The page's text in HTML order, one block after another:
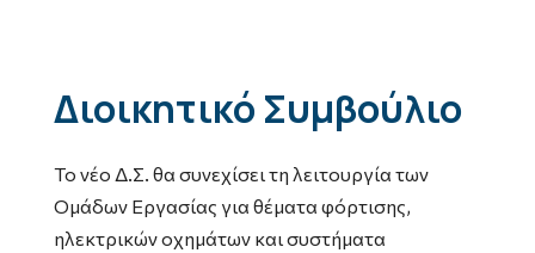
Διοικητικό Συμβούλιο
Το νέο Δ.Σ. θα συνεχίσει τη λειτουργία των
Ομάδων Εργασίας για θέματα φόρτισης,
ηλεκτρικών οχημάτων και συστήματα